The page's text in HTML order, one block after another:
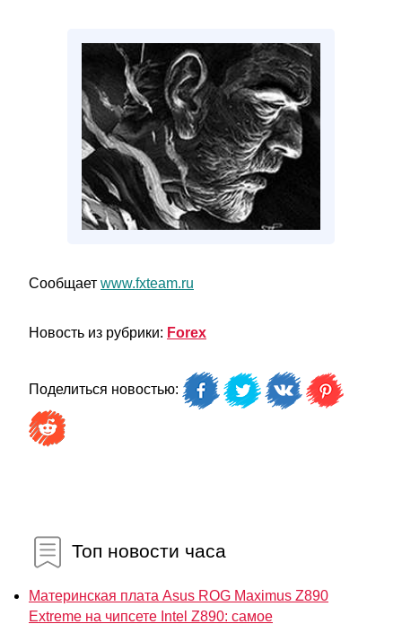
Сообщает www.fxteam.ru
Новость из рубрики: Forex
Поделиться новостью:
Топ новости часа
Материнская плата Asus ROG Maximus Z890
Extreme на чипсете Intel Z890: самое